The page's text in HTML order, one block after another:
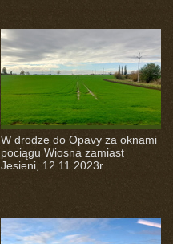
W drodze do Opavy za oknami
pociągu Wiosna zamiast
Jesieni, 12.11.2023r.